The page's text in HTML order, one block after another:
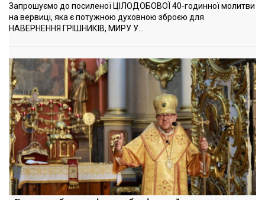
Запрошуємо до посиленої ЦІЛОДОБОВОЇ 40-годинної молитви
на вервиці, яка є потужною духовною зброєю для
НАВЕРНЕННЯ ГРІШНИКІВ, МИРУ У...